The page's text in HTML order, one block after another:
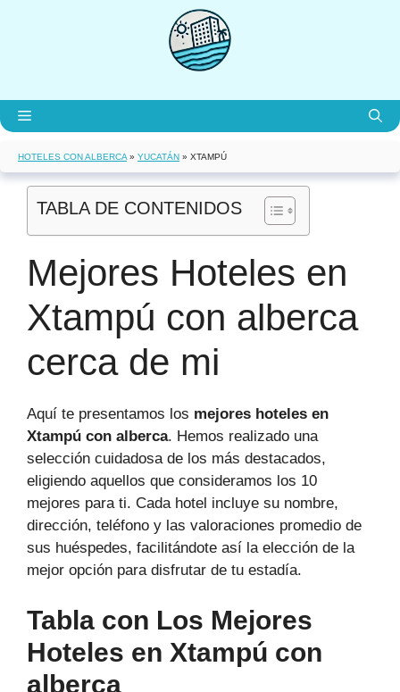
Menú
HOTELES CON ALBERCA » YUCATÁN » XTAMPÚ
TABLA DE CONTENIDOS
Mejores Hoteles en
Xtampú con alberca
cerca de mi
Aquí te presentamos los mejores hoteles en
Xtampú con alberca. Hemos realizado una
selección cuidadosa de los más destacados,
eligiendo aquellos que consideramos los 10
mejores para ti. Cada hotel incluye su nombre,
dirección, teléfono y las valoraciones promedio de
sus huéspedes, facilitándote así la elección de la
mejor opción para disfrutar de tu estadía.
Tabla con Los Mejores
Hoteles en Xtampú con
alberca